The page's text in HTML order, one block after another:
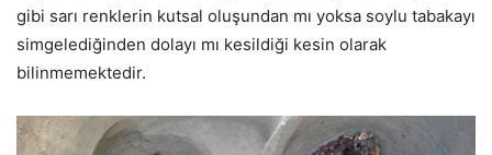
gibi sarı renklerin kutsal oluşundan mı yoksa soylu tabakayı
simgelediğinden dolayı mı kesildiği kesin olarak
bilinmemektedir.